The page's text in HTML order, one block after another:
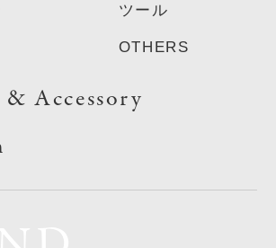
ツール
OTHERS
Accessory